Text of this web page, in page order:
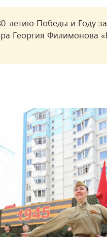
летию Победы и Году
Георгия Филимонова